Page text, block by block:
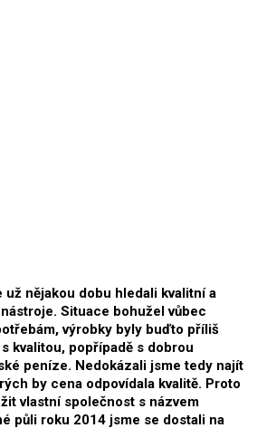
už nějakou dobu hledali kvalitní a
Situace bohužel vůbec
výrobky byly buďto příliš
kvalitou, popřípadě s dobrou
peníze. Nedokázali jsme tedy najít
by cena odpovídala kvalitě. Proto
vlastní společnost s názvem
půli roku 2014 jsme se dostali na